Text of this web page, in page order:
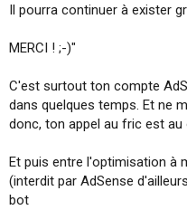
Il pourra continuer à exister
MERCI ! ;-)"
C'est surtout ton compte
dans quelques temps. Et ne
donc, ton appel au fric est au
Et puis entre l'optimisation à
(interdit par AdSense
bot